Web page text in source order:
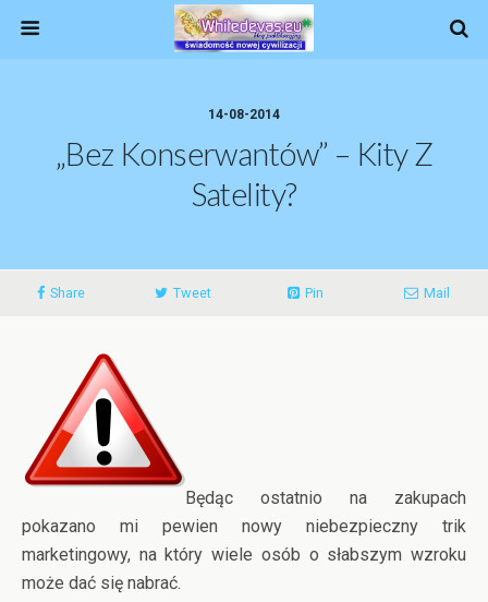
14-08-2014
„Bez Konserwantów” – Kity Z
Satelity?
Share Tweet Pin Mail
Będąc ostatnio na zakupach
pokazano mi pewien nowy niebezpieczny trik
marketingowy, na który wiele osób o słabszym wzroku
może dać się nabrać.